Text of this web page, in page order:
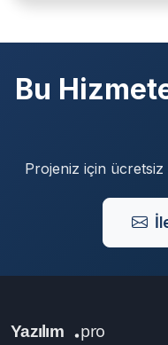
Bu
Projeniz için ücretsiz